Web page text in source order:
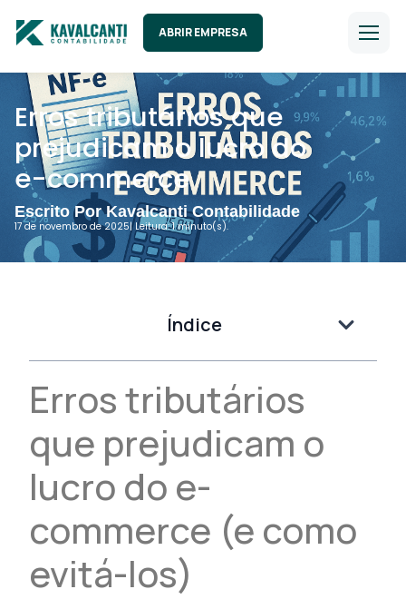
ABRIR EMPRESA
Erros tributários que
prejudicam o lucro do
e-commerce
Escrito Por Kavalcanti Contabilidade
17 de novembro de 2025| Leitura: 1 minuto(s).
Índice
Erros tributários
que prejudicam o
lucro do e-
commerce (e como
evitá-los)